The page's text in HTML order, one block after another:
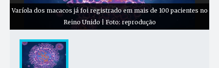
Varíola dos macacos já foi registrado em mais de 100 pacientes no
Reino Unido | Foto: reprodução